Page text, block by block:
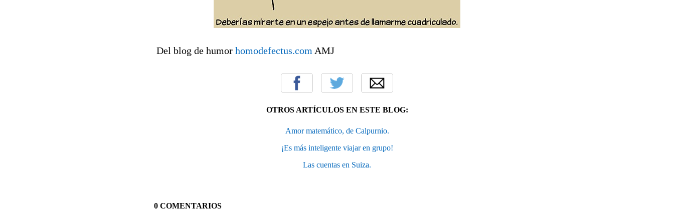
Del blog de humor homodefectus.com AMJ
OTROS ARTÍCULOS EN ESTE BLOG:
Amor matemático, de Calpurnio.
¡Es más inteligente viajar en grupo!
Las cuentas en Suiza.
0 COMENTARIOS